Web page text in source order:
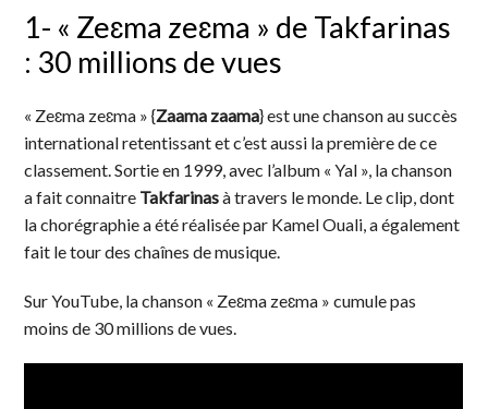
1- « Zeɛma zeɛma » de Takfarinas
: 30 millions de vues
« Zeɛma zeɛma » {Zaama zaama} est une chanson au succès
international retentissant et c’est aussi la première de ce
classement. Sortie en 1999, avec l’album « Yal », la chanson
a fait connaitre Takfarinasà travers le monde. Le clip, dont
la chorégraphie a été réalisée par Kamel Ouali, a également
fait le tour des chaînes de musique.
Sur YouTube, la chanson « Zeɛma zeɛma » cumule pas
moins de 30 millions de vues.